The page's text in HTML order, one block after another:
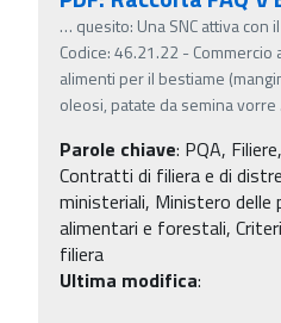
… quesito: Una SNC attiva con
Codice: 46.21.22 - Commercio
alimenti per il bestiame
oleosi, patate da semina vorre
Parole chiave: PQA,
Contratti di filiera e di
ministeriali, Ministero delle
alimentari e forestali,
filiera
Ultima modifica: